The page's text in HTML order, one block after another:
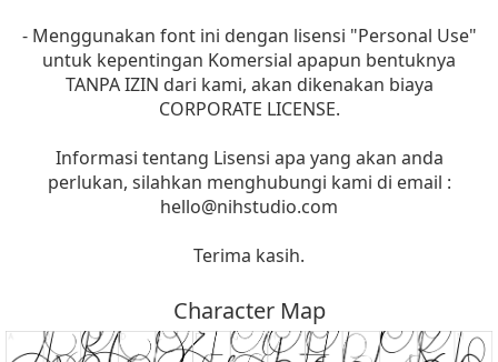
- Menggunakan font ini dengan lisensi "Personal Use"
untuk kepentingan Komersial apapun bentuknya
TANPA IZIN dari kami, akan dikenakan biaya
CORPORATE LICENSE.
Informasi tentang Lisensi apa yang akan anda
perlukan, silahkan menghubungi kami di email :
hello@nihstudio.com
Terima kasih.
Character Map